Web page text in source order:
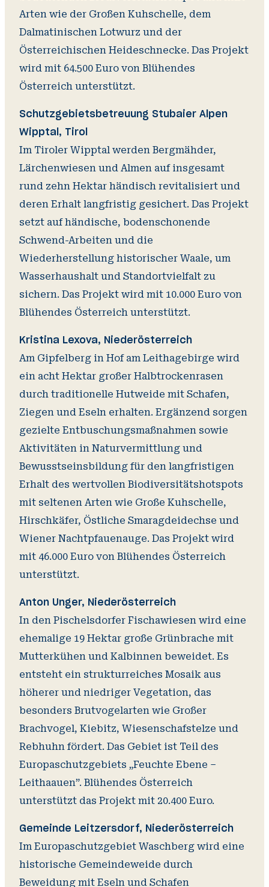
Arten wie der Großen Kuhschelle, dem
Dalmatinischen Lotwurz und der
Österreichischen Heideschnecke. Das Projekt
wird mit 64.500 Euro von Blühendes
Österreich unterstützt.
Schutzgebietsbetreuung Stubaier Alpen
Wipptal, Tirol
Im Tiroler Wipptal werden Bergmähder,
Lärchenwiesen und Almen auf insgesamt
rund zehn Hektar händisch revitalisiert und
deren Erhalt langfristig gesichert. Das Projekt
setzt auf händische, bodenschonende
Schwend-Arbeiten und die
Wiederherstellung historischer Waale, um
Wasserhaushalt und Standortvielfalt zu
sichern. Das Projekt wird mit 10.000 Euro von
Blühendes Österreich unterstützt.
Kristina Lexova, Niederösterreich
Am Gipfelberg in Hof am Leithagebirge wird
ein acht Hektar großer Halbtrockenrasen
durch traditionelle Hutweide mit Schafen,
Ziegen und Eseln erhalten. Ergänzend sorgen
gezielte Entbuschungsmaßnahmen sowie
Aktivitäten in Naturvermittlung und
Bewusstseinsbildung für den langfristigen
Erhalt des wertvollen Biodiversitätshotspots
mit seltenen Arten wie Große Kuhschelle,
Hirschkäfer, Östliche Smaragdeidechse und
Wiener Nachtpfauenauge. Das Projekt wird
mit 46.000 Euro von Blühendes Österreich
unterstützt.
Anton Unger, Niederösterreich
In den Pischelsdorfer Fischawiesen wird eine
ehemalige 19 Hektar große Grünbrache mit
Mutterkühen und Kalbinnen beweidet. Es
entsteht ein strukturreiches Mosaik aus
höherer und niedriger Vegetation, das
besonders Brutvogelarten wie Großer
Brachvogel, Kiebitz, Wiesenschafstelze und
Rebhuhn fördert. Das Gebiet ist Teil des
Europaschutzgebiets „Feuchte Ebene –
Leithaauen”. Blühendes Österreich
unterstützt das Projekt mit 20.400 Euro.
Gemeinde Leitzersdorf, Niederösterreich
Im Europaschutzgebiet Waschberg wird eine
historische Gemeindeweide durch
Beweidung mit Eseln und Schafen